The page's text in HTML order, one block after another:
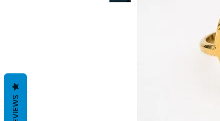
REVIEWS